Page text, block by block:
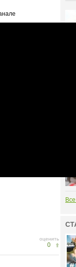
оценить
0